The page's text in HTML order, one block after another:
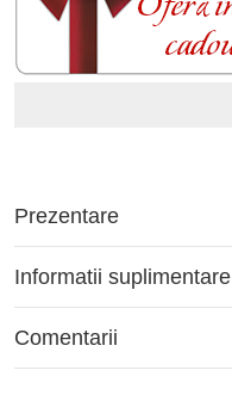
Prezentare
Informatii suplimentare
Comentarii